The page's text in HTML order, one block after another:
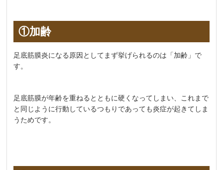
①加齢
足底筋膜炎になる原因としてまず挙げられるのは「加齢」で
す。
足底筋膜が年齢を重ねるとともに硬くなってしまい、これまで
と同じように行動しているつもりであっても炎症が起きてしま
うためです。